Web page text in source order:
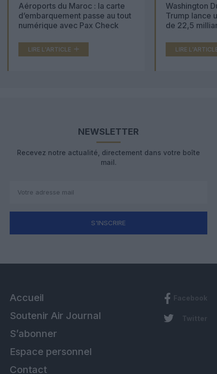
Aéroports du Maroc : la carte
d’embarquement passe au tout
numérique avec Pax Check
LIRE L'ARTICLE
Washington
Trump lance
de 22,5
LIRE
NEWSLETTER
Recevez notre actualité, directement dans votre boîte
mail.
S'INSCRIRE
Accueil
Soutenir Air Journal
S’abonner
Espace personnel
Contact